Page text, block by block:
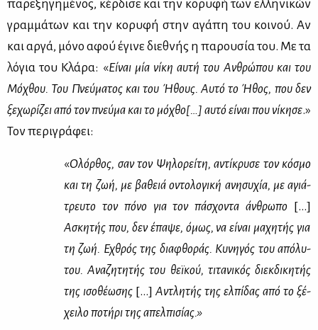
πα­ρε­ξη­γη­μέ­νος, κέρ­δι­σε και την κο­ρυ­φή των ελ­λη­νι­κών
γραμ­μά­των και την κο­ρυ­φή στην αγά­πη του κοι­νού. Αν
και αρ­γά, μό­νο αφού έγι­νε διε­θνής η πα­ρου­σία του. Με τα
λό­για του Κλά­ρα: «Εί­ναι μία νί­κη αυ­τή του Αν­θρώ­που και του
Μό­χθου. Του Πνεύ­μα­τος και του Ήθους. Αυ­τό το Ήθος, που δεν
ξε­χω­ρί­ζει από τον πνεύ­μα και το μό­χθο[…] αυ­τό εί­ναι που νί­κη­σε.»
Τον πε­ρι­γρά­φει:
«Ολόρ­θος, σαν τον Ψη­λο­ρεί­τη, αντί­κρυ­σε τον κό­σμο
και τη ζωή, με βα­θειά οντο­λο­γι­κή ανη­συ­χία, με αγιά­
τρευ­το τον πό­νο για τον πά­σχο­ντα άν­θρω­πο [...]
Ασκη­τής που, δεν έπα­ψε, όμως, να εί­ναι μα­χη­τής για
τη ζωή. Εχθρός της δια­φθο­ράς. Κυ­νη­γός του από­λυ­
του. Ανα­ζη­τη­τής του θεϊ­κού, τι­τα­νι­κός διεκ­δι­κη­τής
της ισο­θέ­ω­σης [...] Αντλη­τής της ελ­πί­δας από το ξέ­
χει­λο πο­τή­ρι της απελ­πι­σί­ας.»